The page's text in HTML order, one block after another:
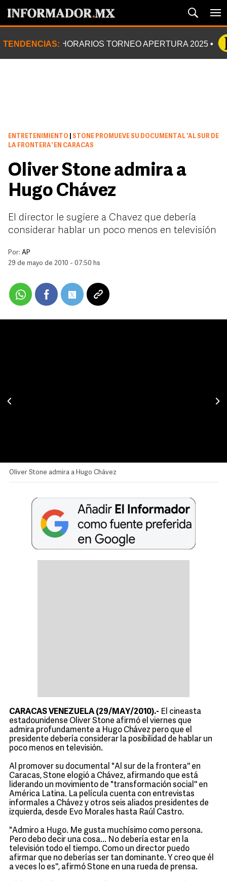
TENDENCIAS: HORARIOS TORNEO APERTURA 2025
ENTRETENIMIENTO
STONE PROMUEVE SU DOCUMENTAL 'AL SUR DE
LA FRONTERA' EN CARACAS
Oliver Stone admira a
Hugo Chávez
El director le sugiere a Chavez que debería
considerar hablar un poco menos en televisión
Por: AP
29 de mayo de 2010 - 07:50 hs
Oliver Stone admira a Hugo Chávez
CARACAS VENEZUELA (29/MAY/2010).- El cineasta
estadounidense Oliver Stone afirmó el viernes que
admira profundamente a Hugo Chávez pero que el
presidente debería considerar la posibilidad de hablar un
poco menos en televisión.
Al promover su documental "Al sur de la frontera'' en
Caracas, Stone elogió a Chávez, afirmando que está
liderando un movimiento de "transformación social'' en
América Latina. La película cuenta con entrevistas
informales a Chávez y otros seis aliados presidentes de
izquierda, desde Evo Morales hasta Raúl Castro.
"Admiro a Hugo. Me gusta muchísimo como persona.
Pero debo decir una cosa... No debería estar en la
televisión todo el tiempo. Como un director puedo
afirmar que no deberías ser tan dominante. Y creo que él
a veces lo es'', afirmó Stone en una rueda de prensa.